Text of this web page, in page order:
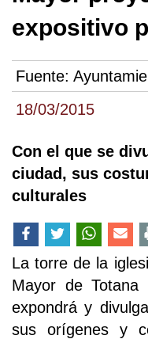
18/03/2015
expositivo
Fuente:
Con el que se
ciudad, sus
culturales
La torre de la
Mayor de Totana
expondrá y
sus orígenes y